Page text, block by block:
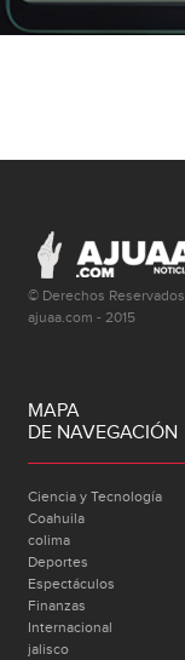
© Derechos Reservados
ajuaa.com - 2015
MAPA
DE NAVEGACIÓN
Ciencia y Tecnología
Coahuila
colima
Deportes
Espectáculos
Finanzas
Internacional
jalisco